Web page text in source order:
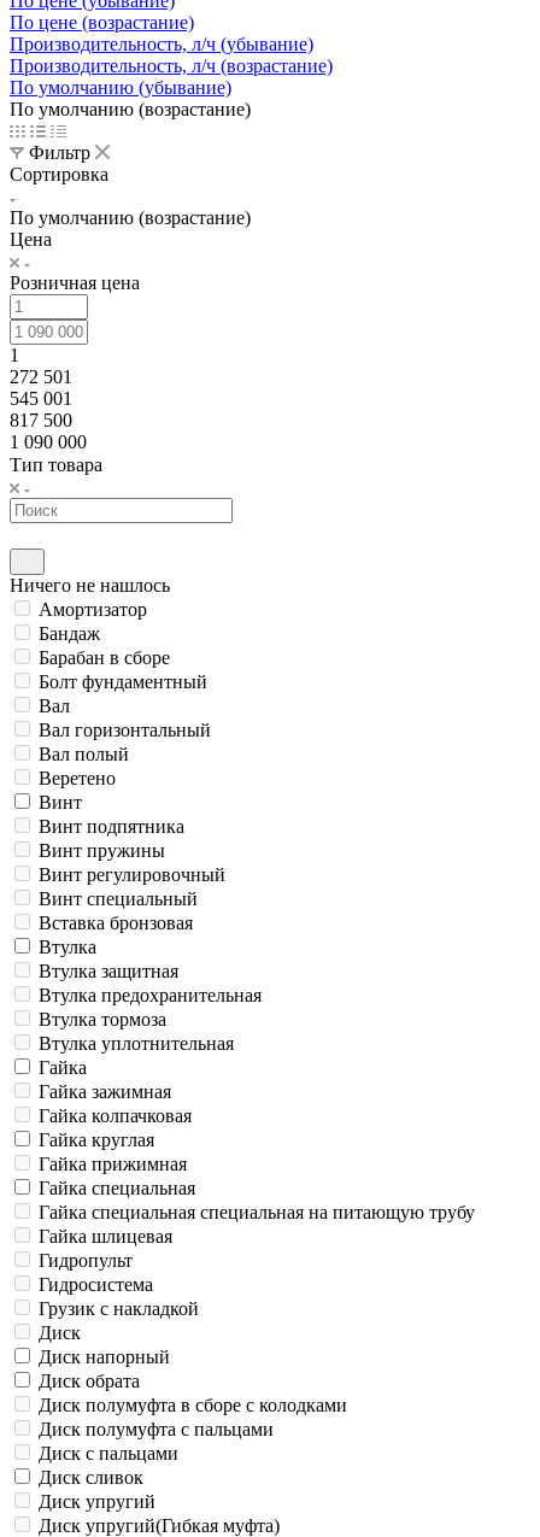
По цене (возрастание)
Производительность, л/ч (убывание)
Производительность, л/ч (возрастание)
По умолчанию (убывание)
По умолчанию (возрастание)
Фильтр
Сортировка
По умолчанию (возрастание)
Цена
Розничная цена
1
272 501
545 001
817 500
1 090 000
Тип товара
Ничего не нашлось
Амортизатор
Бандаж
Барабан в сборе
Болт фундаментный
Вал
Вал горизонтальный
Вал полый
Веретено
Винт
Винт подпятника
Винт пружины
Винт регулировочный
Винт специальный
Вставка бронзовая
Втулка
Втулка защитная
Втулка предохранительная
Втулка тормоза
Втулка уплотнительная
Гайка
Гайка зажимная
Гайка колпачковая
Гайка круглая
Гайка прижимная
Гайка специальная
Гайка специальная специальная на питающую трубу
Гайка шлицевая
Гидропульт
Гидросистема
Грузик с накладкой
Диск
Диск напорный
Диск обрата
Диск полумуфта в сборе с колодками
Диск полумуфта с пальцами
Диск с пальцами
Диск сливок
Диск упругий
Диск упругий(Гибкая муфта)